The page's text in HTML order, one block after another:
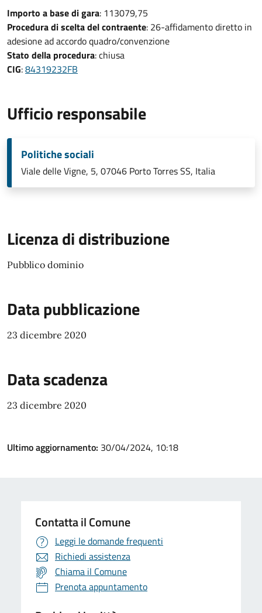
Importo a base di gara: 113079,75
Procedura di scelta del contraente: 26-affidamento diretto in
adesione ad accordo quadro/convenzione
Stato della procedura: chiusa
CIG:84319232FB
Ufficio responsabile
Politiche sociali
Viale delle Vigne, 5, 07046 Porto Torres SS, Italia
Licenza di distribuzione
Pubblico dominio
Data pubblicazione
23 dicembre 2020
Data scadenza
23 dicembre 2020
Ultimo aggiornamento: 30/04/2024, 10:18
Contatta il Comune
Leggi le domande frequenti
Richiedi assistenza
Chiama il Comune
Prenota appuntamento